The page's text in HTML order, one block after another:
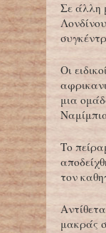
Σε άλλη
Οι
μια
Το
τον
μακράς